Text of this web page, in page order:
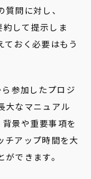
問に対し、
して提示しま
ておく必要はもう
参加したプロジ
大なマニュアル
景や重要事項を
チアップ時間を大
できます。